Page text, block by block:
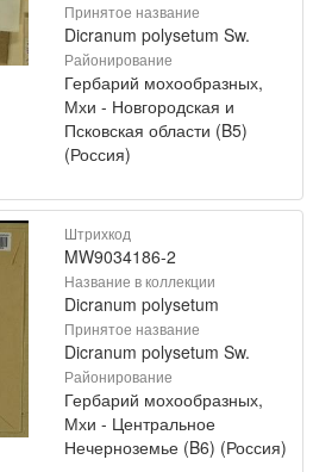
Принятое название
Dicranum polysetum Sw.
Районирование
Гербарий мохообразных,
Мхи - Новгородская и
Псковская области (B5)
(Россия)
Штрихкод
MW9034186-2
Название в коллекции
Dicranum polysetum
Принятое название
Dicranum polysetum Sw.
Районирование
Гербарий мохообразных,
Мхи - Центральное
Нечерноземье (B6) (Россия)